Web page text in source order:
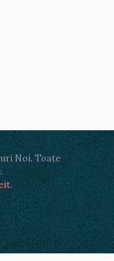
Noi. Toate
.